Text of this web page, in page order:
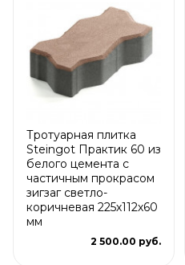
Тротуарная плитка
Steingot Практик 60 из
белого цемента с
частичным прокрасом
зигзаг светло-
коричневая 225х112х60
мм
2 500.00 руб.